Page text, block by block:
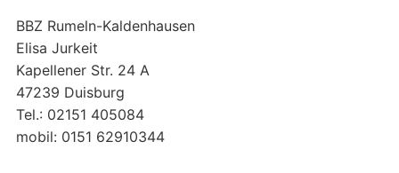
BBZ Rumeln-Kaldenhausen
Elisa Jurkeit
Kapellener Str. 24 A
47239 Duisburg
Tel.: 02151 405084
mobil: 0151 62910344